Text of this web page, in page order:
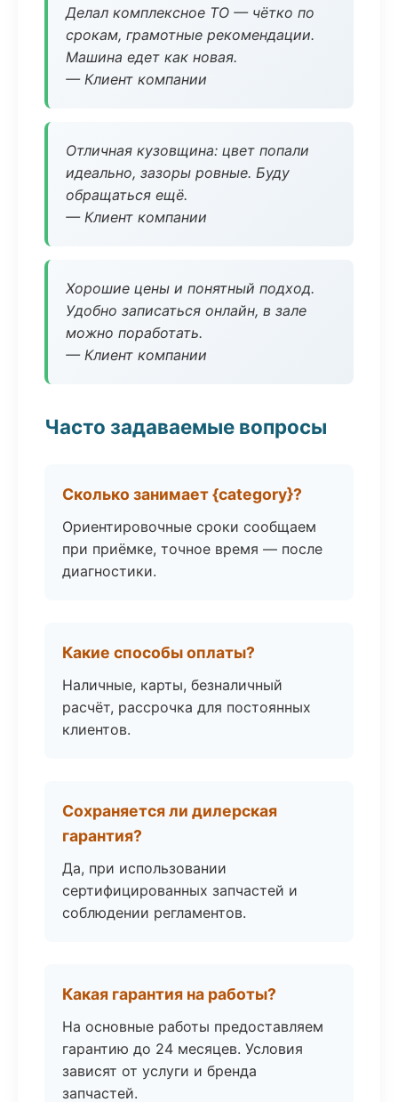
Делал комплексное ТО — чётко по
срокам, грамотные рекомендации.
Машина едет как новая.
— Клиент компании
Отличная кузовщина: цвет попали
идеально, зазоры ровные. Буду
обращаться ещё.
— Клиент компании
Хорошие цены и понятный подход.
Удобно записаться онлайн, в зале
можно поработать.
— Клиент компании
Часто задаваемые вопросы
Сколько занимает {category}?
Ориентировочные сроки сообщаем
при приёмке, точное время — после
диагностики.
Какие способы оплаты?
Наличные, карты, безналичный
расчёт, рассрочка для постоянных
клиентов.
Сохраняется ли дилерская
гарантия?
Да, при использовании
сертифицированных запчастей и
соблюдении регламентов.
Какая гарантия на работы?
На основные работы предоставляем
гарантию до 24 месяцев. Условия
зависят от услуги и бренда
запчастей.